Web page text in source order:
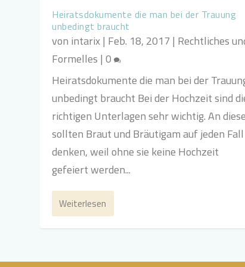
Heiratsdokumente die man bei der Trauung
unbedingt braucht
von intarix| Feb. 18, 2017 | Rechtliches
Formelles |0
Heiratsdokumente die man bei der
unbedingt braucht Bei der Hochzeit sind
richtigen Unterlagen sehr wichtig. An diese
sollten Braut und Bräutigam auf jeden Fall
denken, weil ohne sie keine Hochzeit
gefeiert werden...
Weiterlesen